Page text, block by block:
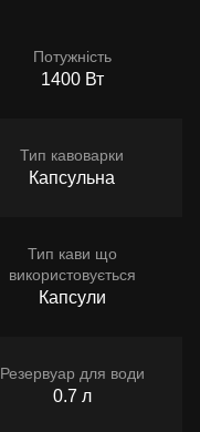
Потужність
1400 Вт
Тип кавоварки
Капсульна
Тип кави що
використовується
Капсули
Резервуар для води
0.7 л